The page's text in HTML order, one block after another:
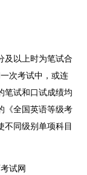
及以上时为笔试合
次考试中，或连
笔试和口试成绩均
《全国英语等级考
不同级别单项科目
试网